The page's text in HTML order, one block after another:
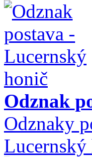
Odznak
Odznaky
Lucernský